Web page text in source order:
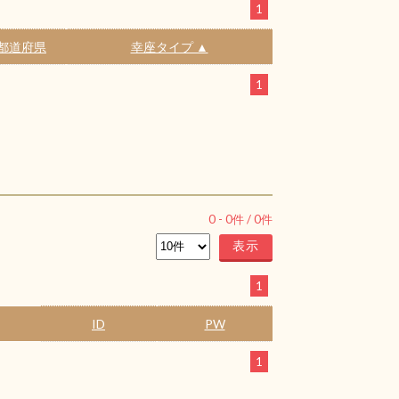
1
道府県 幸座タイプ ▲
1
0 - 0件 /0件
1
ID PW
1